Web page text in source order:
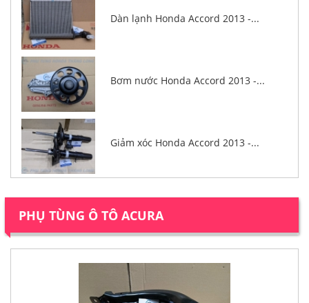
Dàn lạnh Honda Accord 2013 -...
Bơm nước Honda Accord 2013 -...
Giảm xóc Honda Accord 2013 -...
PHỤ TÙNG Ô TÔ ACURA